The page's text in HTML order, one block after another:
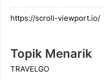
https://scroll-viewport.io/
Topik Menarik
TRAVELGO